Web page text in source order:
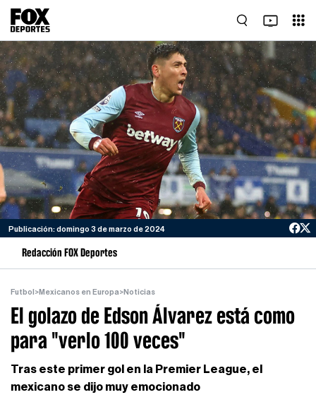
Publicación: domingo 3 de marzo de 2024
Redacción FOX Deportes
Futbol >Mexicanos en Europa>Noticias
El golazo de Edson Álvarez está como
para "verlo 100 veces"
Tras este primer gol en la Premier League, el
mexicano se dijo muy emocionado